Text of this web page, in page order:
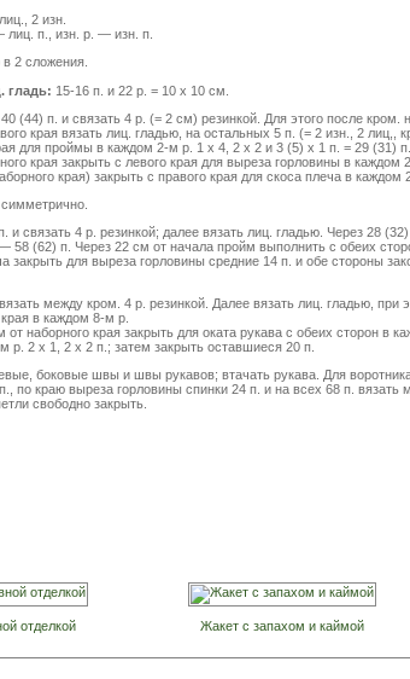
2 изн.
лиц. п., изн. р. — изн. п.
2 сложения.
гладь: 15-16 п. и 22 р. = 10 x 10 см.
(44) п. и связать 4 р. (= 2 см) резинкой. Для этого после кром.
края вязать лиц. гладью, на остальных 5 п. (= 2 изн., 2
для проймы в каждом 2-м р. 1 х 4, 2 х 2 и 3 (5) х 1 п. = 29 (31) п.
края закрыть с левого края для выреза горловины в
края) закрыть с правого края для скоса плеча в
и связать 4 р. резинкой; далее вязать лиц. гладью. Через 28
58 (62) п. Через 22 см от начала пройм выполнить с обеих
закрыть для выреза горловины средние 14 п. и обе стороны
между кром. 4 р. резинкой. Далее вязать лиц. гладью, при
в каждом 8-м р.
от наборного края закрыть для оката рукава с обеих сторон в
р. 2 х 1, 2 х 2 п.; затем закрыть оставшиеся 20 п.
боковые швы и швы рукавов; втачать рукава. Для
по краю выреза горловины спинки 24 п. и на всех 68 п.
свободно закрыть.
отделкой Жакет с запахом и каймой